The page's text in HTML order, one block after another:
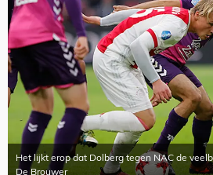
Het lijkt erop dat Dolberg tegen NAC de
De Brouwer